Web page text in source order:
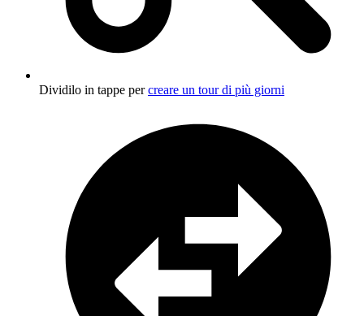
Dividilo in tappe percreare un tour di più giorni